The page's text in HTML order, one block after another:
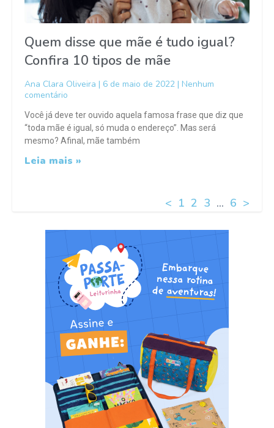
Quem disse que mãe é tudo igual?
Confira 10 tipos de mãe
Ana Clara Oliveira 6 de maio de 2022
Nenhum
comentário
Você já deve ter ouvido aquela famosa frase que diz que
“toda mãe é igual, só muda o endereço”. Mas será
mesmo? Afinal, mãe também
Leia mais »
< 1 2 3 … 6 >